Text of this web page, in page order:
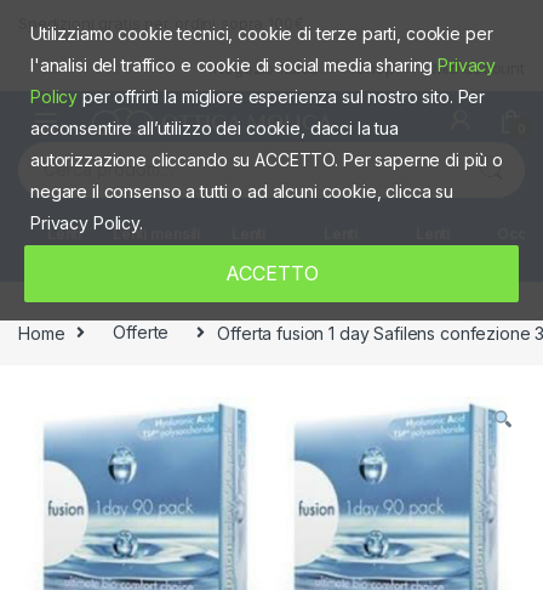
Spedizioni gratis per ordini sopra 100€
Negozio fisico Shop Mio account
Cerca:
Lenti
Lenti mensili
Home Offerte Offerta fusion 1 day Safilens confezione
Utilizziamo cookie tecnici, cookie di terze parti, cookie per
l'analisi del traffico e cookie di social media sharingPrivacy
Policy per offrirti la migliore esperienza sul nostro sito. Per
acconsentire all’utilizzo dei cookie, dacci la tua
autorizzazione cliccando su ACCETTO. Per saperne di più o
negare il consenso a tutti o ad alcuni cookie, clicca su
Privacy Policy.
ACCETTO